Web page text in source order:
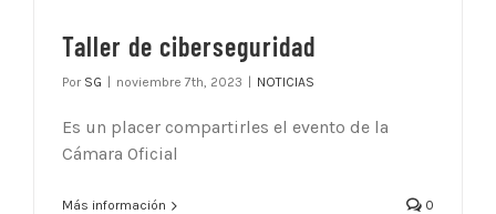
Taller de ciberseguridad
Por SG | noviembre 7th, 2023 | NOTICIAS
Es un placer compartirles el evento de la
Cámara Oficial
Más información 0